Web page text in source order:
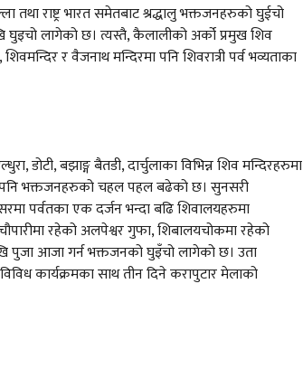
राष्ट्र भारत समेतबाट श्रद्धालु भक्तजनहरुको घुईचो
लागेको छ। त्यस्तै, कैलालीको अर्को प्रमुख शिव
र वैजनाथ मन्दिरमा पनि शिवरात्री पर्व भव्यताका
डोटी, बझाङ्ग बैतडी, दार्चुलाका विभिन्न शिव मन्दिरहरुमा
पनि भक्तजनहरुको चहल पहल बढेको छ। सुनसरी
पर्वतका एक दर्जन भन्दा बढि शिवालयहरुमा
रहेको अलपेश्वर गुफा, शिबालयचोकमा रहेको
पुजा आजा गर्न भक्तजनको घुइँचो लागेको छ। उता
कार्यक्रमका साथ तीन दिने करापुटार मेलाको